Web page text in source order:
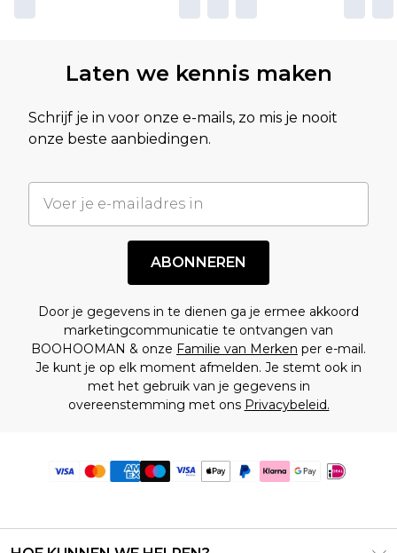
Laten we kennis maken
Schrijf je in voor onze e-mails, zo mis je nooit
onze beste aanbiedingen.
ABONNEREN
Door je gegevens in te dienen ga je ermee akkoord
marketingcommunicatie te ontvangen van
BOOHOOMAN & onze Familie van Merken per e-mail.
Je kunt je op elk moment afmelden. Je stemt ook in
met het gebruik van je gegevens in
overeenstemming met ons Privacybeleid.